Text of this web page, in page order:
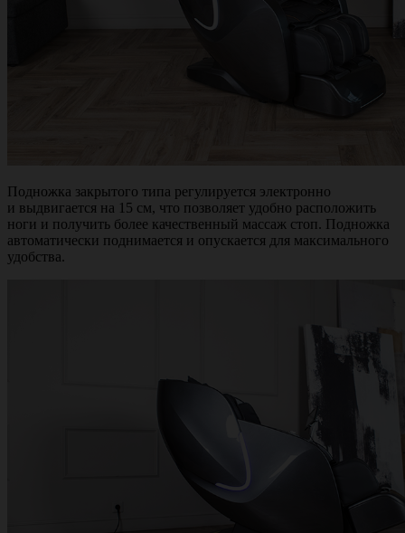
Подножка закрытого типа регулируется электронно
и выдвигается на 15 см, что позволяет удобно расположить
ноги и получить более качественный массаж стоп. Подножка
автоматически поднимается и опускается для максимального
удобства.